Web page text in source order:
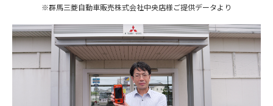
※群馬三菱自動車販売株式会社中央店様ご提供データより